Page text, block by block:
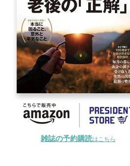
雑誌の予約購読はこちら